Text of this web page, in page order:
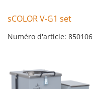
sCOLOR V-G1 set
Numéro d'article: